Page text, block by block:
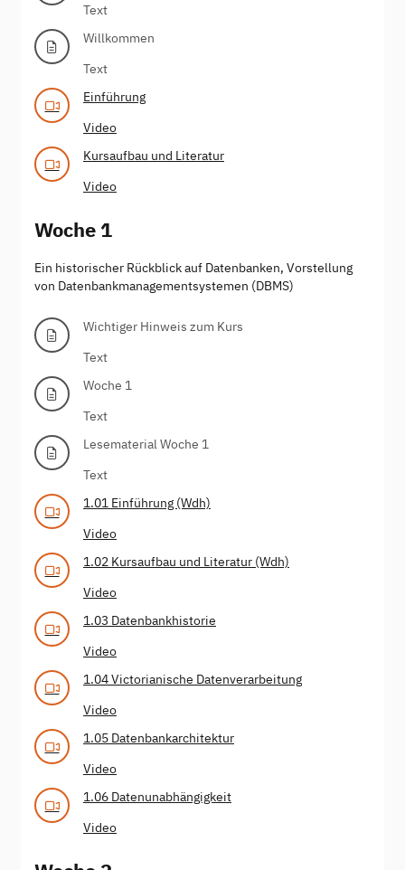
Text
Willkommen
Text
Einführung
Video
Kursaufbau und Literatur
Video
Woche 1
Ein historischer Rückblick auf Datenbanken, Vorstellung
von Datenbankmanagementsystemen (DBMS)
Wichtiger Hinweis zum Kurs
Text
Woche 1
Text
Lesematerial Woche 1
Text
1.01 Einführung (Wdh)
Video
1.02 Kursaufbau und Literatur (Wdh)
Video
1.03 Datenbankhistorie
Video
1.04 Victorianische Datenverarbeitung
Video
1.05 Datenbankarchitektur
Video
1.06 Datenunabhängigkeit
Video